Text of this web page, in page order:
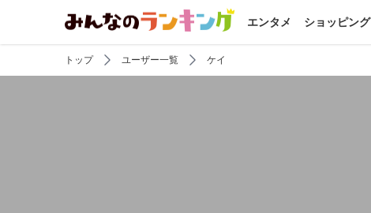
エンタメ ショッピング
トップ ユーザー一覧 ケイ